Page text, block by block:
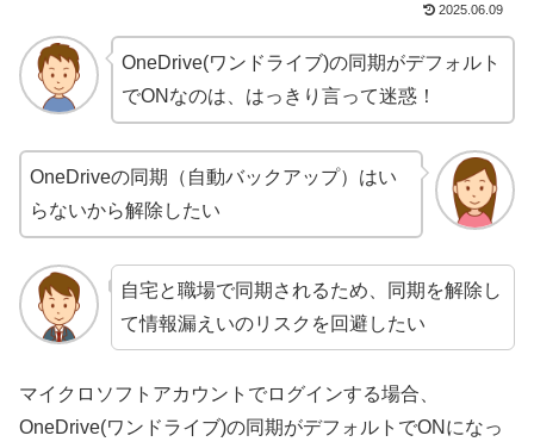
2025.06.09
OneDrive(ワンドライブ)の同期がデフォルト
でONなのは、はっきり言って迷惑！
OneDriveの同期 （自動バックアップ） はい
らないから解除したい
自宅と職場で同期されるため、同期を解除し
て情報漏えいのリスクを回避したい
マイクロソフトアカウントでログインする場合、
OneDrive(ワンドライブ)の同期がデフォルトでONになっ